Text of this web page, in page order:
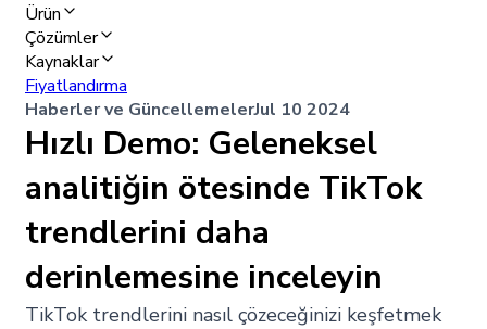
Ürün
Çözümler
Kaynaklar
Fiyatlandırma
Haberler ve GüncellemelerJul 10 2024
Hızlı Demo: Geleneksel
analitiğin ötesinde TikTok
trendlerini daha
derinlemesine inceleyin
TikTok trendlerini nasıl çözeceğinizi keşfetmek